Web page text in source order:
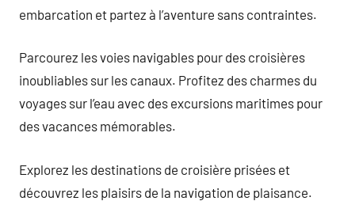
embarcation et partez à l’aventure sans contraintes.
Parcourez les voies navigables pour des croisières
inoubliables sur les canaux. Profitez des charmes du
voyages sur l’eau avec des excursions maritimes pour
des vacances mémorables.
Explorez les destinations de croisière prisées et
découvrez les plaisirs de la navigation de plaisance.